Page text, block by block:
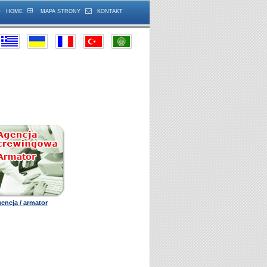
HOME MAPA STRONY KONTAKT
/ armator